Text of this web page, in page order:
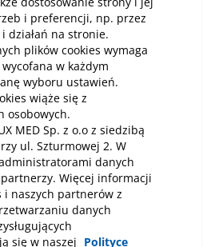
i preferencji, np. przez
działań na stronie.
plików cookies wymaga
w każdym
wyboru ustawień.
wiąże się z
osobowych.
MED Sp. z o.o z siedzibą
ul. Szturmowej 2. W
danych
Więcej informacji
i naszych partnerów z
danych
się w naszej Polityce